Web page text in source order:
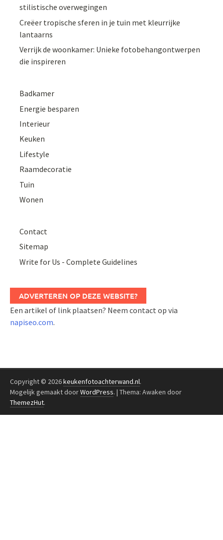
stilistische overwegingen
Creëer tropische sferen in je tuin met kleurrijke
lantaarns
Verrijk de woonkamer: Unieke fotobehangontwerpen
die inspireren
Badkamer
Energie besparen
Interieur
Keuken
Lifestyle
Raamdecoratie
Tuin
Wonen
Contact
Sitemap
Write for Us - Complete Guidelines
ADVERTEREN OP DEZE WEBSITE?
Een artikel of link plaatsen? Neem contact op via
napiseo.com.
Copyright © 2026keukenfotoachterwand.nl.
Mogelijk gemaakt doorWordPress. | Thema: Awaken door
ThemezHut.